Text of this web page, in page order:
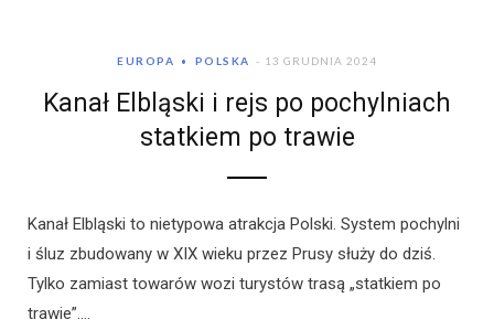
EUROPA POLSKA 13 GRUDNIA 2024
Kanał Elbląski i rejs po pochylniach
statkiem po trawie
Kanał Elbląski to nietypowa atrakcja Polski. System pochylni
i śluz zbudowany w XIX wieku przez Prusy służy do dziś.
Tylko zamiast towarów wozi turystów trasą „statkiem po
trawie”.…